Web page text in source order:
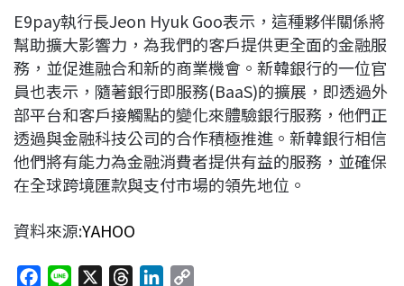
E9pay執行長Jeon Hyuk Goo表示，這種夥伴關係將
幫助擴大影響力，為我們的客戶提供更全面的金融服
務，並促進融合和新的商業機會。新韓銀行的一位官
員也表示，隨著銀行即服務(BaaS)的擴展，即透過外
部平台和客戶接觸點的變化來體驗銀行服務，他們正
透過與金融科技公司的合作積極推進。新韓銀行相信
他們將有能力為金融消費者提供有益的服務，並確保
在全球跨境匯款與支付市場的領先地位。
資料來源:YAHOO